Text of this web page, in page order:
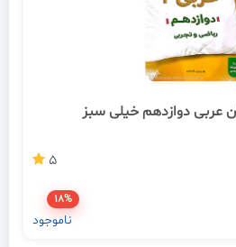
دوازدهم خیلی سبز
5
18%
ناموجود